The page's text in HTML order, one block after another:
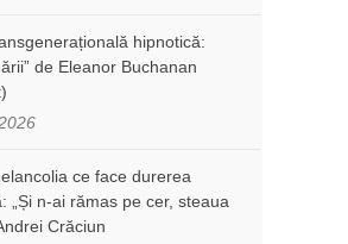
hipnotică:
de Eleanor Buchanan
ce face durerea
„Și n-ai rămas pe cer, steaua
Crăciun